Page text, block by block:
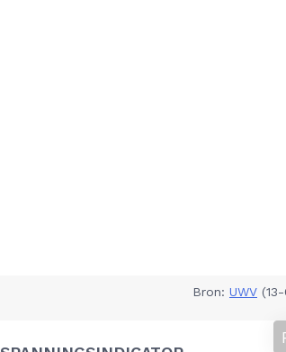
Bron: UWV